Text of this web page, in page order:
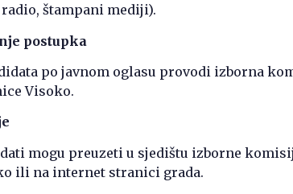
štampani mediji).
postupka
po javnom oglasu provodi izborna
Visoko.
mogu preuzeti u sjedištu izborne
ili na internet stranici grada.